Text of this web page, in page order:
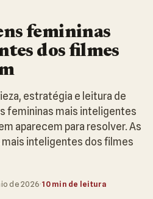
femininas
dos filmes
estratégia e leitura de
femininas mais inteligentes
aparecem para resolver. As
inteligentes dos filmes
de 2026·10 min de leitura